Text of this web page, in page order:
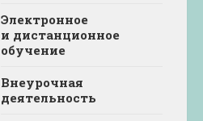
Электронное
и дистанционное
обучение
Внеурочная
деятельность